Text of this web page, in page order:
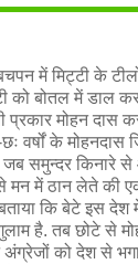
में मिट्टी के
को बोतल में डाल
मोहन दास
वर्षों के मोहनदास
जब समुन्दर किनारे
में ठान लेते की एक
कि बेटे इस देश
है. तब छोटे से
को देश से